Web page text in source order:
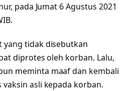
pada Jumat 6 Agustus 2021
yang tidak disebutkan
diprotes oleh korban. Lalu,
meminta maaf dan kembali
asli kepada korban.